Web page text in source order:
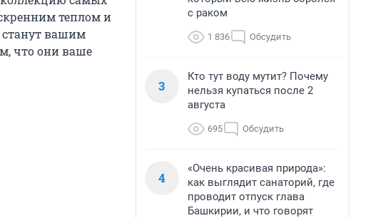
теплом и
станут вашим
что они ваше
с раком
1 836 Обсудить
3
Кто тут воду мутит? Почему
нельзя купаться после 2
августа
695 Обсудить
4
«Очень красивая природа»:
как выглядит санаторий, где
проводит отпуск глава
Башкирии, и что говорят